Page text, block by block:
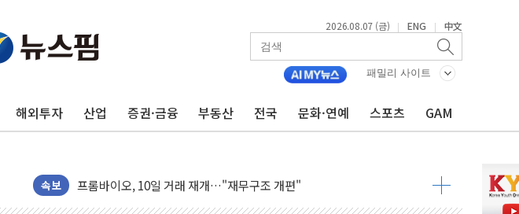
2026.08.07 (금) | ENG | 中文
패밀리 사이트
해외투자 산업 증권·금융 부동산 전국 문화·연예 스포츠 GAM
속보
'변기 수리' 집주인에게 흉기 휘두른 30대 세입자…경찰, 현행범 체포
NH농협생명, 농작업 중 온열질환 보장…폭염기 신속 보상 강화